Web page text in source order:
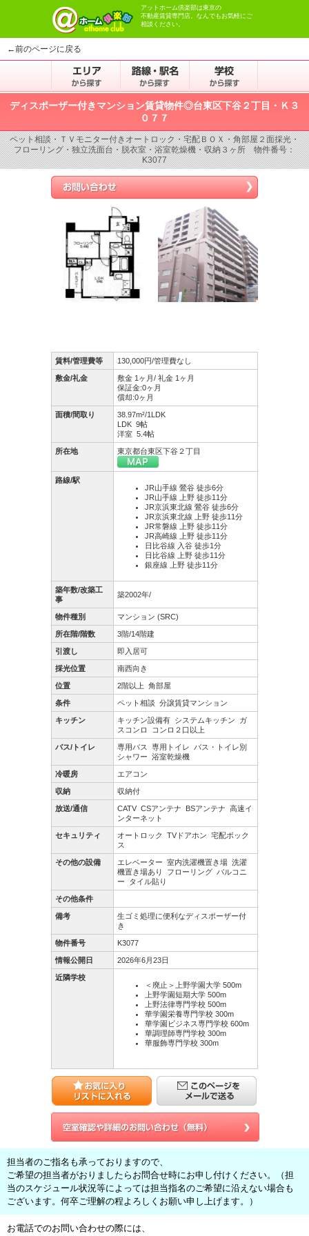
アットホーム倶楽部は東京の
不動産賃貸専門店。なんでもお気軽にご
相談ください。
←前のページに戻る
ディスポーザー付きマンション賃貸物件◎台東区下谷２丁目・Ｋ３
０７７
ペット相談・ＴＶモニター付きオートロック・宅配ＢＯＸ・角部屋２面採光・
フローリング・独立洗面台・脱衣室・浴室乾燥機・収納３ヶ所 物件番号：
K3077
賃料/管理費等 130,000円/管理費なし
敷金/礼金
敷金 1ヶ月/ 礼金 1ヶ月
保証金:0ヶ月
償却:0ヶ月
面積/間取り
38.97m²/1LDK
LDK 9帖
洋室 5.4帖
所在地 東京都台東区下谷２丁目
路線/駅
JR山手線 鶯谷 徒歩6分
JR山手線 上野 徒歩11分
JR京浜東北線 鶯谷 徒歩6分
JR京浜東北線 上野 徒歩11分
JR常磐線 上野 徒歩11分
JR高崎線 上野 徒歩11分
日比谷線 入谷 徒歩1分
日比谷線 上野 徒歩11分
銀座線 上野 徒歩11分
築年数/改築工
事
築2002年/
物件種別 マンション (SRC)
所在階/階数 3階/14階建
引渡し 即入居可
採光位置 南西向き
位置 2階以上 角部屋
条件 ペット相談 分譲賃貸マンション
キッチン キッチン設備有 システムキッチン
ガ
スコンロ
コンロ２口以上
バス/トイレ 専用バス 専用トイレ
バス・トイレ別
シャワー 浴室乾燥機
冷暖房 エアコン
収納 収納付
放送/通信 CATV CSアンテナ BSアンテナ 高速イ
ンターネット
セキュリティ オートロック TVドアホン 宅配ボック
ス
その他の設備 エレベーター 室内洗濯機置き場 洗濯
機置き場あり
フローリング バルコニ
ー
タイル貼り
その他条件
備考
生ゴミ処理に便利なディスポーザー付
き
物件番号 K3077
情報公開日 2026年6月23日
近隣学校
＜廃止＞上野学園大学 500m
上野学園短期大学 500m
上野法律専門学校 500m
華学園栄養専門学校 300m
華学園ビジネス専門学校 600m
華調理師専門学校 300m
華服飾専門学校 300m
担当者のご指名も承っておりますので、
ご希望の担当者がおりましたらお問合せ時にお申し付けください。（担
当のスケジュール状況等によっては担当指名のご希望に沿えない場合も
ございます。何卒ご理解の程よろしくお願い申し上げます。）
お電話でのお問い合わせの際には、